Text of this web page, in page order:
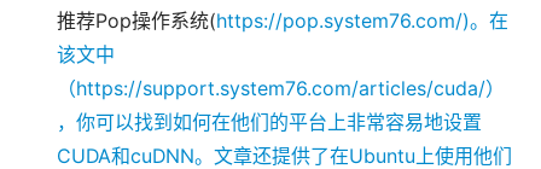
推荐Pop操作系统(https://pop.system76.com/)。在
该文中
（https://support.system76.com/articles/cuda/）
，你可以找到如何在他们的平台上非常容易地设置
CUDA和cuDNN。文章还提供了在Ubuntu上使用他们